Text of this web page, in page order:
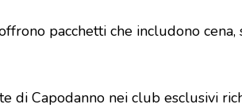
pacchetti che includono
di Capodanno nei club esclusivi